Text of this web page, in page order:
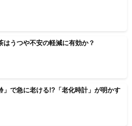
はうつや不安の軽減に有効か？
」で急に老ける!?「老化時計」が明かす